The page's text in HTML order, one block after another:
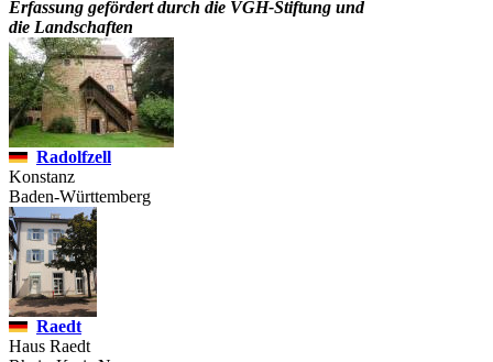
Erfassung gefördert durch die VGH-Stiftung und
die Landschaften
Radolfzell
Konstanz
Baden-Württemberg
Raedt
Haus Raedt